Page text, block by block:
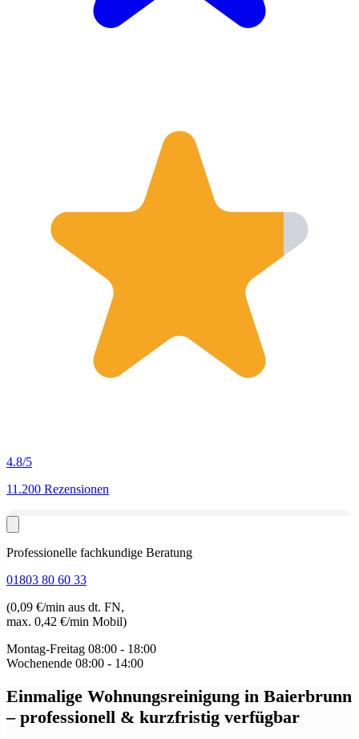
4.8/5
11.200 Rezensionen
Professionelle fachkundige Beratung
01803 80 60 33
(0,09 €/min aus dt. FN,
max. 0,42 €/min Mobil)
Montag-Freitag 08:00 - 18:00
Wochenende 08:00 - 14:00
Einmalige Wohnungsreinigung in Baierbrunn
– professionell & kurzfristig verfügbar